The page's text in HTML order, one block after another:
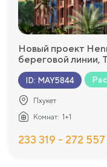
Новый проект
береговой линии,
ID: MAY5844
Пхукет
Комнат: 1+1
233 319 - 272